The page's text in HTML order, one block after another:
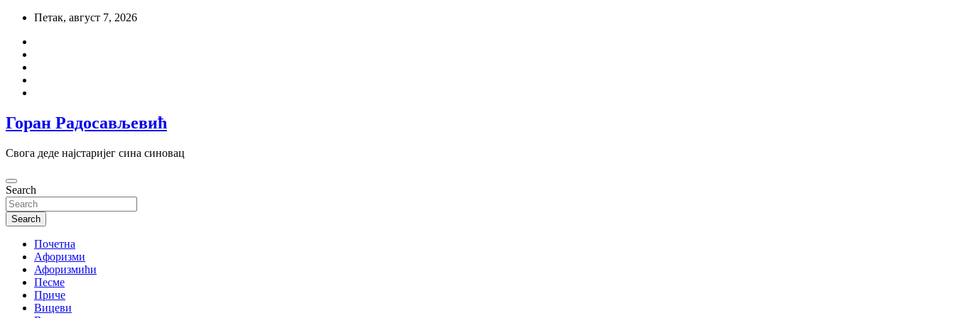
Skip
content
Петак, август 7, 2026
Горан Радосављевић
Свога деде најстаријег сина синовац
Search
Search
Почетна
Aфоризми
Афоризмићи
Песме
Приче
Вицеви